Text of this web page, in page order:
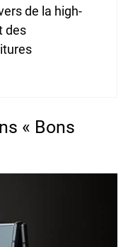
de la high-
des
« Bons